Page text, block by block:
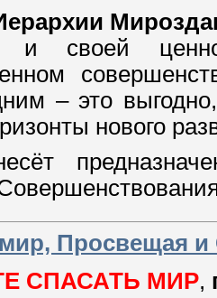
и своей
– это
нового
Просвещая
СПАСАТЬ МИР,